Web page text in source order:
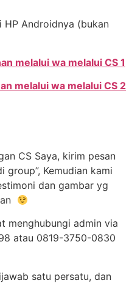
Androidnya (bukan
melalui wa melalui CS 1
melalui wa melalui CS 2
CS Saya, kirim pesan
group”, Kemudian kami
dan gambar yg
menghubungi admin via
atau 0819-3750-0830
satu persatu, dan